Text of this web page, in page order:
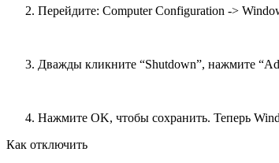
Перейдите: Computer Configuration ->
Дважды кликните “Shutdown”, нажмите
Нажмите OK, чтобы сохранить. Теперь
Как отключить